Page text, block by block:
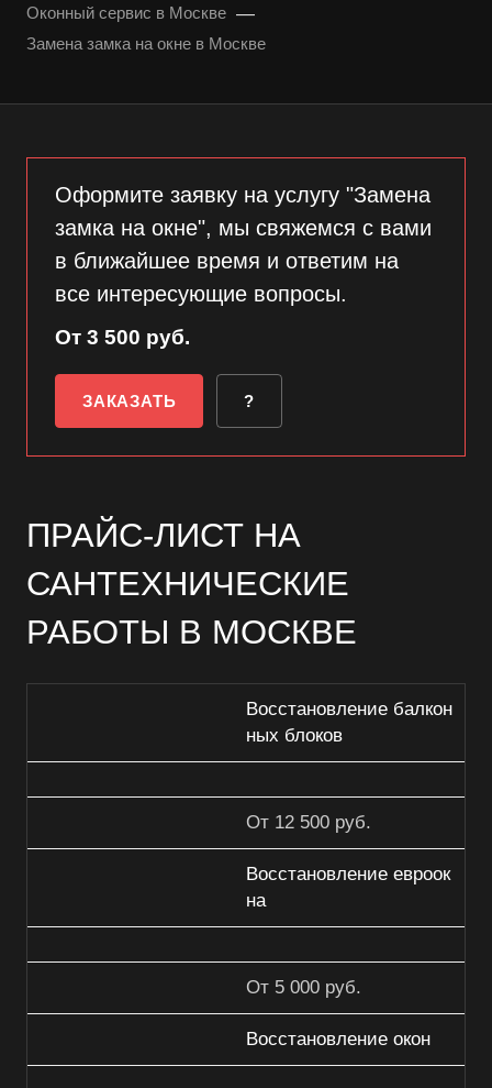
Оконный сервис в Москве —
Замена замка на окне в Москве
Оформите заявку на услугу "Замена
замка на окне", мы свяжемся с вами
в ближайшее время и ответим на
все интересующие вопросы.
От 3 500 руб.
ЗАКАЗАТЬ ?
ПРАЙС-ЛИСТ НА
САНТЕХНИЧЕСКИЕ
РАБОТЫ В МОСКВЕ
Восстановление балкон
ных блоков
От 12 500 руб.
Восстановление евроок
на
От 5 000 руб.
Восстановление окон